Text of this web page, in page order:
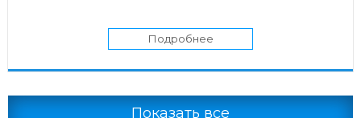
Подробнее
Показать все